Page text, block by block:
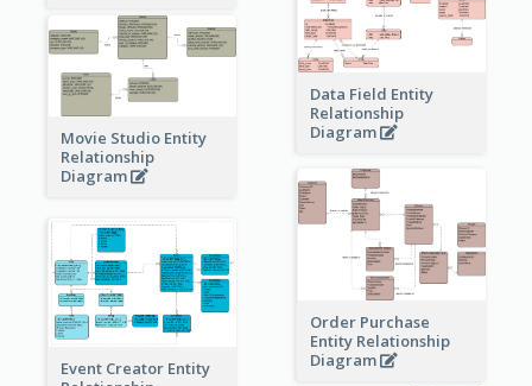
Data Field Entity
Relationship
Diagram
Movie Studio Entity
Relationship
Diagram
Order Purchase
Entity Relationship
Diagram
Event Creator Entity